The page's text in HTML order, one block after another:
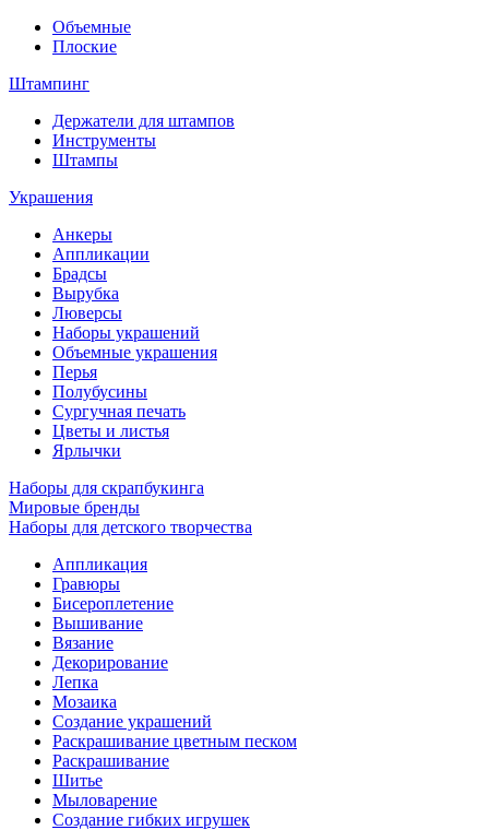
Объемные
Плоские
Штампинг
Держатели для штампов
Инструменты
Штампы
Украшения
Анкеры
Аппликации
Брадсы
Вырубка
Люверсы
Наборы украшений
Объемные украшения
Перья
Полубусины
Сургучная печать
Цветы и листья
Ярлычки
Наборы для скрапбукинга
Мировые бренды
Наборы для детского творчества
Аппликация
Гравюры
Бисероплетение
Вышивание
Вязание
Декорирование
Лепка
Мозаика
Создание украшений
Раскрашивание цветным песком
Раскрашивание
Шитье
Мыловарение
Создание гибких игрушек